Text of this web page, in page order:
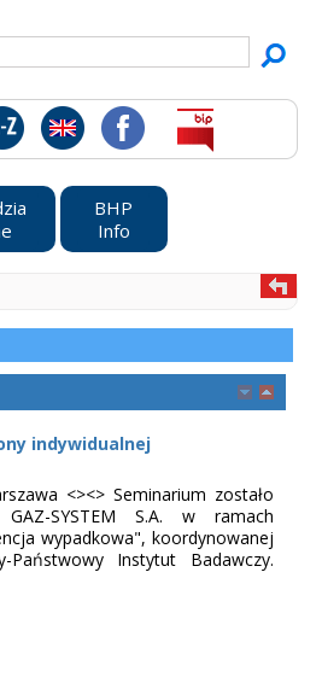
BHP
Info
indywidualnej
<><> Seminarium zostało
SYSTEM S.A. w ramach
wypadkowa", koordynowanej
Instytut Badawczy.